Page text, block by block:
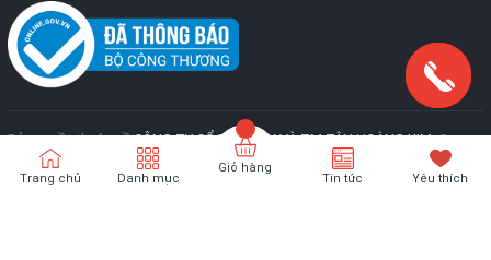
Bản quyền thuộc vềCÔNG TY CỔ PHẦN SX VÀ TM TÂN HOÀNG KIM.Cung
cấp bởi
Trang chủ Danh mục
Giỏ hàng
Tin tức Yêu thích